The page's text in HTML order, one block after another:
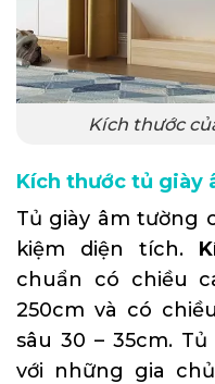
Kích thước
Kích thước tủ giày
Tủ giày âm tường
kiệm diện tích.
chuẩn có chiều
250cm và có
sâu 30 – 35cm.
với những gia